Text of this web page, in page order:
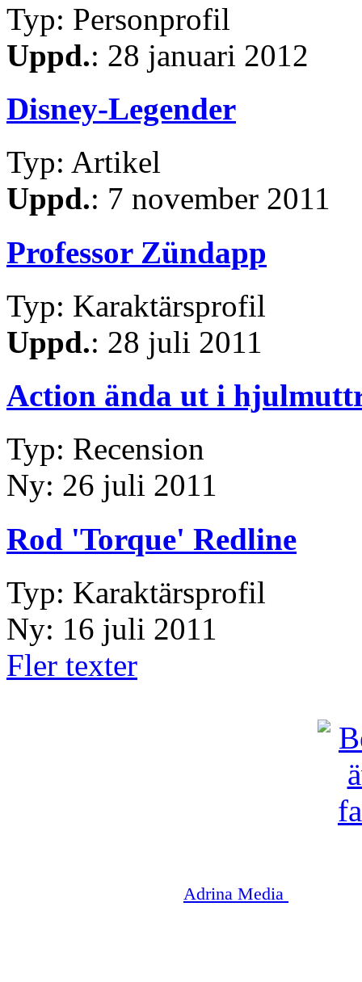
Typ: Personprofil
Uppd.: 28 januari 2012
Disney-Legender
Typ: Artikel
Uppd.: 7 november 2011
Professor Zündapp
Typ: Karaktärsprofil
Uppd.: 28 juli 2011
Action ända ut i
Typ: Recension
Ny: 26 juli 2011
Rod 'Torque' Redline
Typ: Karaktärsprofil
Ny: 16 juli 2011
Fler texter
Adrina Media